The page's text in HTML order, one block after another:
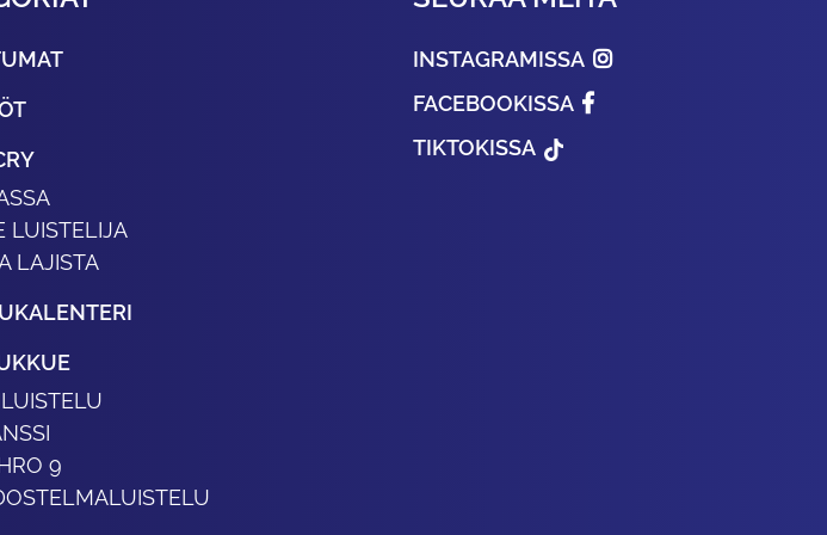
LUISTELIJA
LAJISTA
9
INSTAGRAMISSA
FACEBOOKISSA
TIKTOKISSA